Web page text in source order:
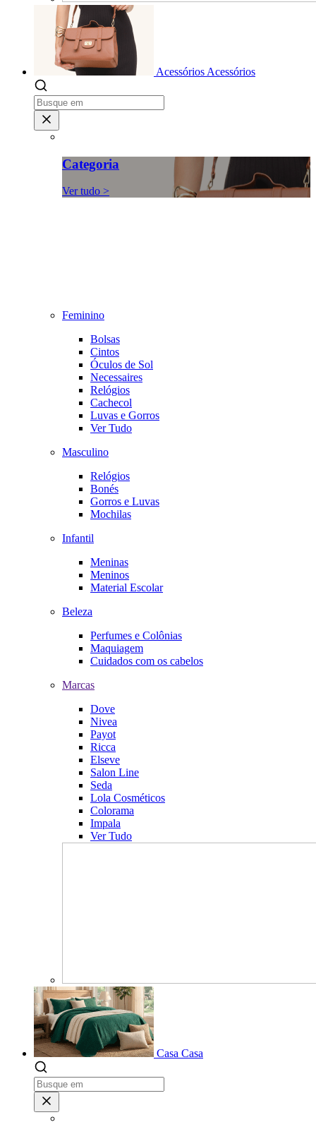
Acessórios Acessórios
Categoria
Ver tudo >
Feminino
Bolsas
Cintos
Óculos de Sol
Necessaires
Relógios
Cachecol
Luvas e Gorros
Ver Tudo
Masculino
Relógios
Bonés
Gorros e Luvas
Mochilas
Infantil
Meninas
Meninos
Material Escolar
Beleza
Perfumes e Colônias
Maquiagem
Cuidados com os cabelos
Marcas
Dove
Nivea
Payot
Ricca
Elseve
Salon Line
Seda
Lola Cosméticos
Colorama
Impala
Ver Tudo
Casa Casa